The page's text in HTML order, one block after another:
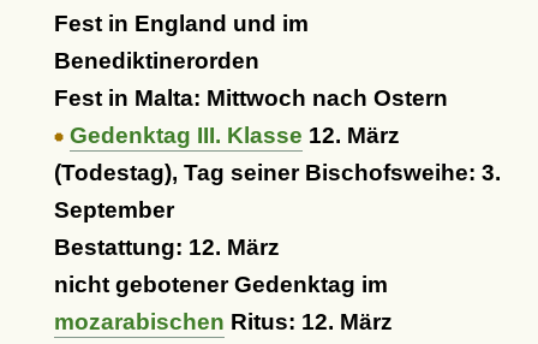
Fest in England und im
Benediktinerorden
Fest in Malta: Mittwoch nach Ostern
Gedenktag III. Klasse 12. März
(Todestag), Tag seiner Bischofsweihe: 3.
September
Bestattung: 12. März
nicht gebotener Gedenktag im
mozarabischen Ritus: 12. März